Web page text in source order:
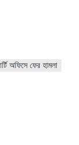
অফিসে ফের হামলা